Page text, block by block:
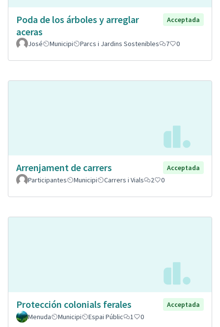
Poda de los árboles y arreglar
aceras
Acceptada
José Municipi Parcs i Jardins Sostenibles 7 0
Arrenjament de carrers
Acceptada
Participantes
Municipi Carrers i Vials 2 0
Protección colonials ferales
Acceptada
Menuda
Municipi Espai Públic 1 0